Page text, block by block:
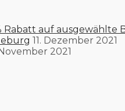
Rabatt auf ausgewählte
11. Dezember 2021
2021